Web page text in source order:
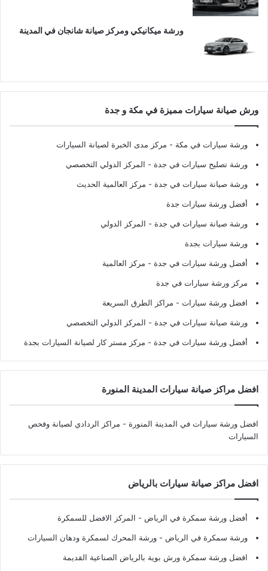
ورشة ميكانيكي ومركز صيانة شانجان في المدينة
ورش صيانة سيارات مميزة في مكة و جدة
ورشة سيارات في مكة - مركز مدى الخبرة لصيانة السيارات
ورشة تصليح سيارات في جدة - المركز الدولي التخصصي
ورشة صيانة سيارات في جدة - مركز العالمية الحديث
أفضل ورشة سيارات جدة
ورشة صيانة سيارات في جدة - المركز الدولي
ورشة سيارات بجدة
أفضل ورشة سيارات في جدة - مركز العالمية
مركز ورشة سيارات في جدة
افضل ورشة سيارات - مراكز الطرق السريعة
ورشة صيانة سيارات في جدة - المركز الدولي التخصصي
أفضل ورشة سيارات في جدة - مركز مستر كار لصيانة السيارات بجدة
افضل مراكز صيانة سيارات المدينة المنورة
افضل ورشة سيارات في المدينة المنورة - مراكز الردادي لصيانة وفحص
السيارات
افضل مراكز صيانة سيارات بالرياض
أفضل ورشة سمكرة في الرياض - المركز الافضل للسمكرة
ورشة سمكرة في الرياض - ورشة المحرك لسمكرة ودهان السيارات
افضل ورشة سمكرة ورش بوية بالرياض الصناعية القديمة